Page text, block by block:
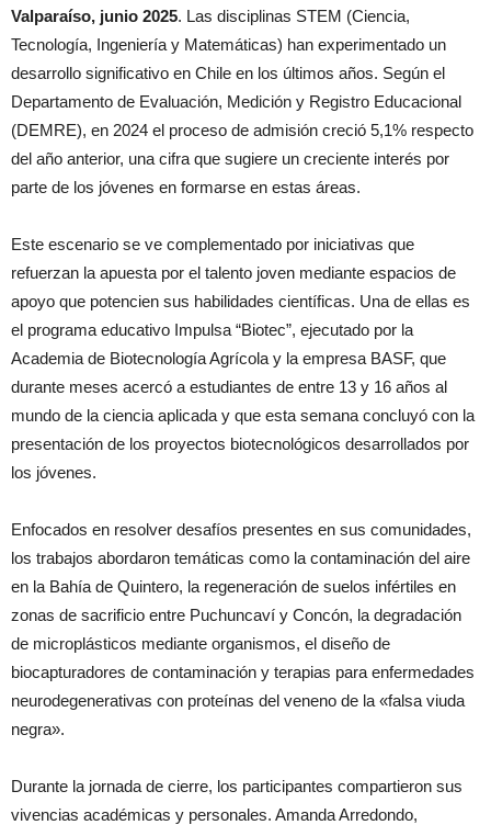
Valparaíso, junio 2025. Las disciplinas STEM (Ciencia,
Tecnología, Ingeniería y Matemáticas) han experimentado un
desarrollo significativo en Chile en los últimos años. Según el
Departamento de Evaluación, Medición y Registro Educacional
(DEMRE), en 2024 el proceso de admisión creció 5,1% respecto
del año anterior, una cifra que sugiere un creciente interés por
parte de los jóvenes en formarse en estas áreas.
Este escenario se ve complementado por iniciativas que
refuerzan la apuesta por el talento joven mediante espacios de
apoyo que potencien sus habilidades científicas. Una de ellas es
el programa educativo Impulsa “Biotec”, ejecutado por la
Academia de Biotecnología Agrícola y la empresa BASF, que
durante meses acercó a estudiantes de entre 13 y 16 años al
mundo de la ciencia aplicada y que esta semana concluyó con la
presentación de los proyectos biotecnológicos desarrollados por
los jóvenes.
Enfocados en resolver desafíos presentes en sus comunidades,
los trabajos abordaron temáticas como la contaminación del aire
en la Bahía de Quintero, la regeneración de suelos infértiles en
zonas de sacrificio entre Puchuncaví y Concón, la degradación
de microplásticos mediante organismos, el diseño de
biocapturadores de contaminación y terapias para enfermedades
neurodegenerativas con proteínas del veneno de la «falsa viuda
negra».
Durante la jornada de cierre, los participantes compartieron sus
vivencias académicas y personales. Amanda Arredondo,